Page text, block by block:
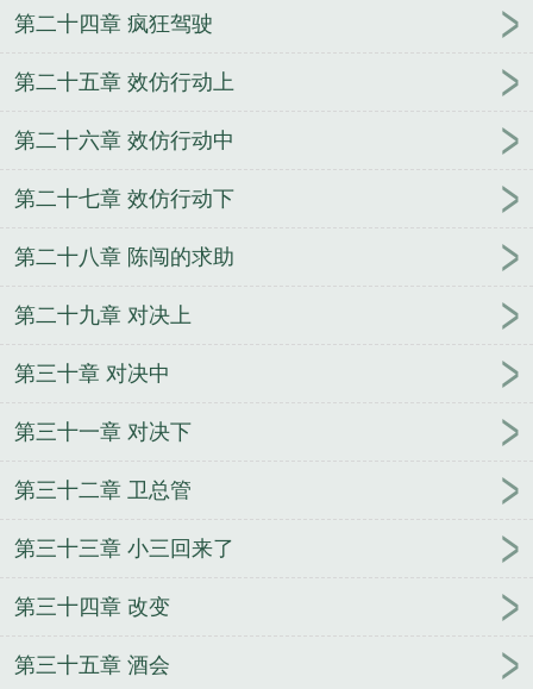
第二十四章 疯狂驾驶
第二十五章 效仿行动上
第二十六章 效仿行动中
第二十七章 效仿行动下
第二十八章 陈闯的求助
第二十九章 对决上
第三十章 对决中
第三十一章 对决下
第三十二章 卫总管
第三十三章 小三回来了
第三十四章 改变
第三十五章 酒会